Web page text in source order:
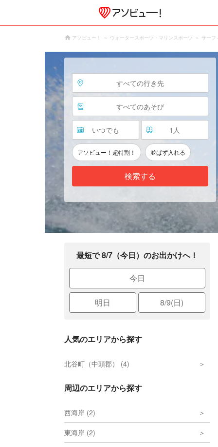
アソビュー！ ウォータースポーツ・マリンスポーツ サーフ
すべての行き先
すべてのあそび
いつでも 1 人
アソビュー！超特割！ 並ばず入れる
検索する
最短で 8/7（今日）のお出かけへ！
今日
明日 8/9(日)
人気のエリアから探す
北谷町（中頭郡） (4)
周辺のエリアから探す
西海岸 (2)
東海岸 (2)